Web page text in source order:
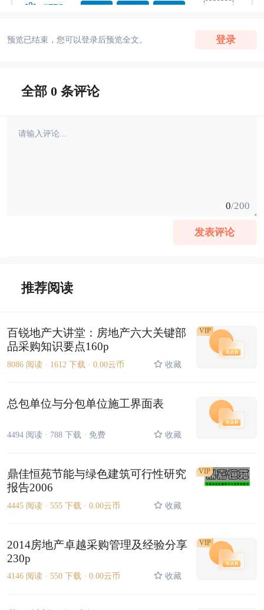
预览已结束，您可以登录后预览全文。 登录
全部 0 条评论
0/200
发表评论
推荐阅读
百锐地产大讲堂：房地产六大关键部
品采购知识要点160p
8086 阅读 · 1612 下载 · 0.00云币 收藏
VIP
总包单位与分包单位施工界面表
4494 阅读 · 788 下载 · 免费 收藏
鼎佳恒苑节能与绿色建筑可行性研究
报告2006
4445 阅读 · 555 下载 · 0.00云币 收藏
VIP
2014房地产卓越采购管理及经验分享
230p
4146 阅读 · 550 下载 · 0.00云币 收藏
VIP